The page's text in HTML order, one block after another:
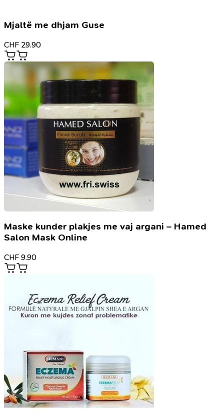
Mjaltë me dhjam Guse
CHF 29.90
Maske kunder plakjes me vaj argani – Hamed
Salon Mask Online
CHF 9.90